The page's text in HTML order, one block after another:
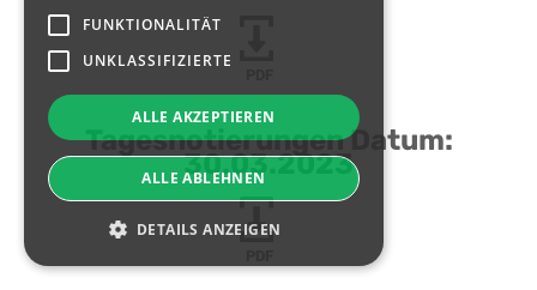
Tagesnotierungen Datum:
30.03.2023
FUNKTIONALITÄT
UNKLASSIFIZIERTE
ALLE AKZEPTIEREN
ALLE ABLEHNEN
DETAILS ANZEIGEN